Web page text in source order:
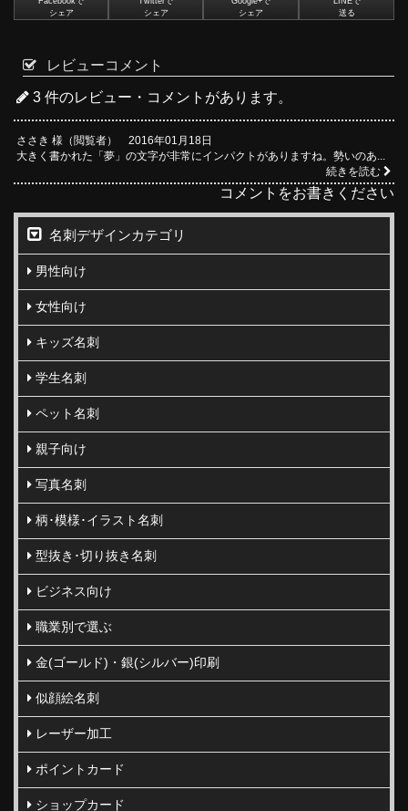
シェア
シェア
シェア
送る
レビューコメント
3 件のレビュー・コメントがあります。
ささき 様（閲覧者） 2016年01月18日
大きく書かれた「夢」の文字が非常にインパクトがありますね。勢いのあ...
続きを読む
コメントをお書きください
名刺デザインカテゴリ
男性向け
女性向け
キッズ名刺
学生名刺
ペット名刺
親子向け
写真名刺
柄･模様･イラスト名刺
型抜き･切り抜き名刺
ビジネス向け
職業別で選ぶ
金(ゴールド)・銀(シルバー)印刷
似顔絵名刺
レーザー加工
ポイントカード
ショップカード